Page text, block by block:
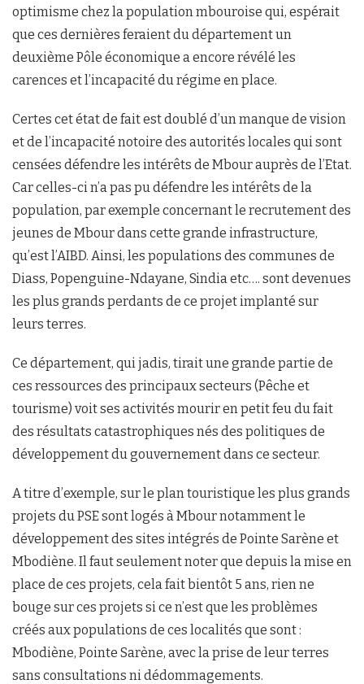
optimisme chez la population mbouroise qui, espérait
que ces dernières feraient du département un
deuxième Pôle économique a encore révélé les
carences et l’incapacité du régime en place.
Certes cet état de fait est doublé d’un manque de vision
et de l’incapacité notoire des autorités locales qui sont
censées défendre les intérêts de Mbour auprès de l’Etat.
Car celles-ci n’a pas pu défendre les intérêts de la
population, par exemple concernant le recrutement des
jeunes de Mbour dans cette grande infrastructure,
qu’est l’AIBD. Ainsi, les populations des communes de
Diass, Popenguine-Ndayane, Sindia etc…. sont devenues
les plus grands perdants de ce projet implanté sur
leurs terres.
Ce département, qui jadis, tirait une grande partie de
ces ressources des principaux secteurs (Pêche et
tourisme) voit ses activités mourir en petit feu du fait
des résultats catastrophiques nés des politiques de
développement du gouvernement dans ce secteur.
A titre d’exemple, sur le plan touristique les plus grands
projets du PSE sont logés à Mbour notamment le
développement des sites intégrés de Pointe Sarène et
Mbodiène. Il faut seulement noter que depuis la mise en
place de ces projets, cela fait bientôt 5 ans, rien ne
bouge sur ces projets si ce n’est que les problèmes
créés aux populations de ces localités que sont :
Mbodiène, Pointe Sarène, avec la prise de leur terres
sans consultations ni dédommagements.